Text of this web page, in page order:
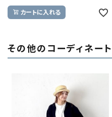
カートに入れる
その他のコーディネート